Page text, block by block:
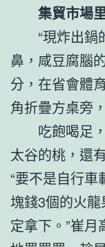
集貿市場
“現炸出
鼻，咸豆腐腦
分，在省會體
角折疊方桌旁
吃飽喝足
太谷的桃，還
“要不是自行車
塊錢3個的火
定拿下。”崔月